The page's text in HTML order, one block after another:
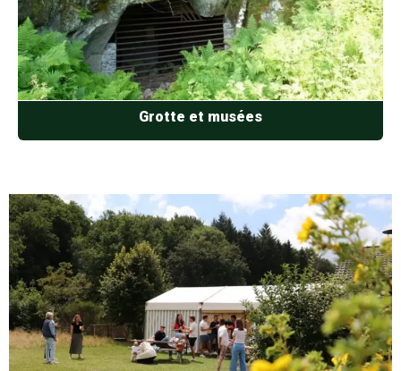
Grotte et musées